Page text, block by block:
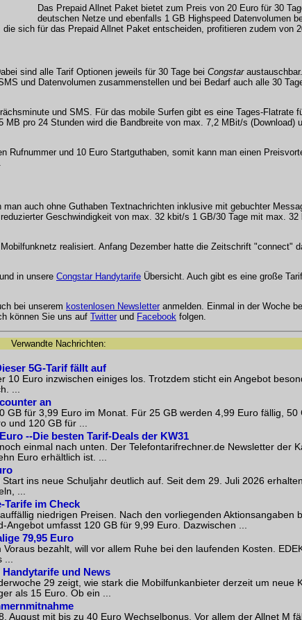
Das Prepaid Allnet Paket bietet zum Preis von 20 Euro für 30
deutschen Netze und ebenfalls 1 GB Highspeed Datenvolumen
sich für das Prepaid Allnet Paket entscheiden, profitieren zudem von
sind alle Tarif Optionen jeweils für 30 Tage bei Congstar
und Datenvolumen zusammenstellen und bei Bedarf auch alle 30
und SMS. Für das mobile Surfen gibt es eine Tages-Flatrate
pro 24 Stunden wird die Bandbreite von max. 7,2 MBit/s (Download)
Rufnummer und 10 Euro Startguthaben, somit kann man einen
man auch ohne Guthaben Textnachrichten inklusive mit gebuchter
Geschwindigkeit von max. 32 kbit/s 1 GB/30 Tage mit max. 32
realisiert. Anfang Dezember hatte die Zeitschrift "connect"
und in unsere Congstar Handytarife Übersicht. Auch gibt es eine große
bei unserem kostenlosen Newsletter anmelden. Einmal in der Woche
können Sie uns auf Twitter und Facebook folgen.
Verwandte Nachrichten:
5G-Tarif fällt auf
Euro inzwischen einiges los. Trotzdem sticht ein Angebot
...
an
GB für 3,99 Euro im Monat. Für 25 GB werden 4,99 Euro fällig, 50
und 120 GB für ...
--Die besten Tarif-Deals der KW31
einmal nach unten. Der Telefontarifrechner.de Newsletter der
Euro erhältlich ist. ...
ins neue Schuljahr deutlich auf. Seit dem 29. Juli 2026
...
Tarife im Check
niedrigen Preisen. Nach den vorliegenden Aktionsangaben
umfasst 120 GB für 9,99 Euro. Dazwischen ...
79,95 Euro
bezahlt, will vor allem Ruhe bei den laufenden Kosten.
...
und News
29 zeigt, wie stark die Mobilfunkanbieter derzeit um neue
als 15 Euro. Ob ein ...
August mit bis zu 40 Euro Wechselbonus. Vor allem der Allnet M